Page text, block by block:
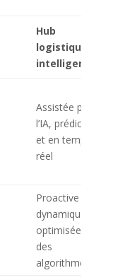
Hub
logistique
intelligent
Assistée par
l’IA, prédictive
et en temps
réel
Proactive et
dynamique,
optimisée par
des
algorithmes